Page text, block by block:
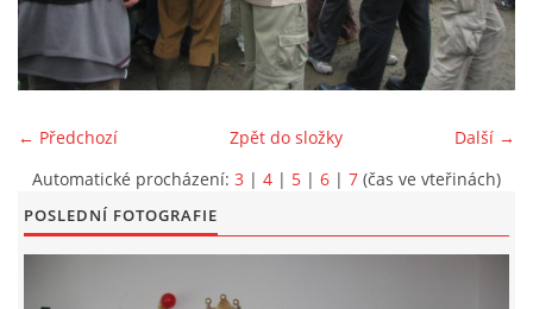
KONTAKT
© 2026 eStránky.cz |Aktualizováno: 5. 6. 2026|Nahoru ↑
← Předchozí Další →
Zpět do složky
Automatické procházení: 3 | 4 | 5 | 6 | 7 (čas ve vteřinách)
POSLEDNÍ FOTOGRAFIE